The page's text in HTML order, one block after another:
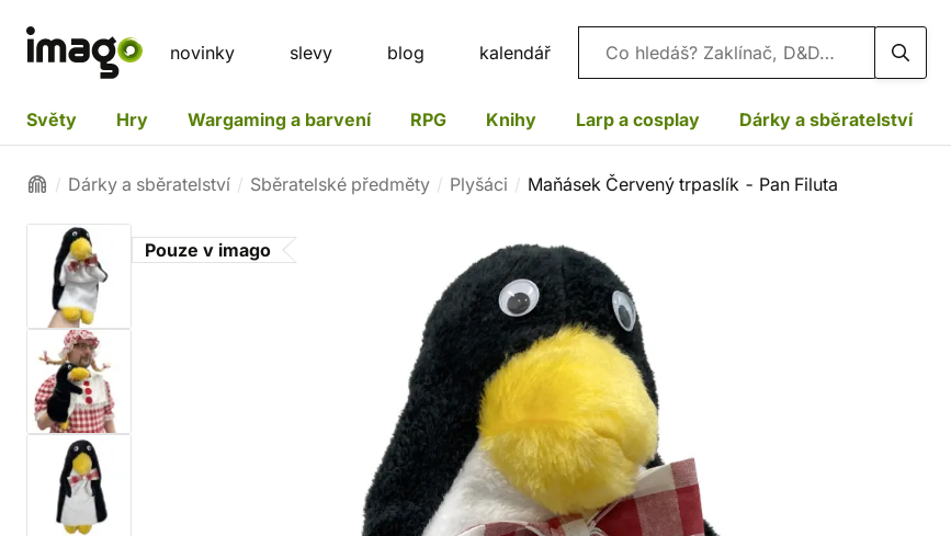
novinky slevy blog kalendář Vyhledávání
Světy Hry Wargaming a barvení RPG Knihy Larp a cosplay Dárky a sběratelství
Dárky a sběratelství Sběratelské předměty Plyšáci Maňásek Červený trpaslík - Pan Filuta
Pouze v imago